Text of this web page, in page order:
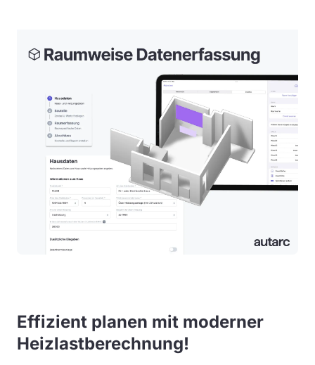
Effizient planen mit moderner
Heizlastberechnung!